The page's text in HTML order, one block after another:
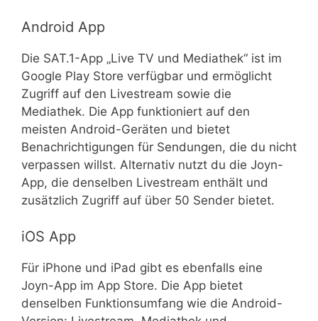
Android App
Die SAT.1-App „Live TV und Mediathek“ ist im
Google Play Store verfügbar und ermöglicht
Zugriff auf den Livestream sowie die
Mediathek. Die App funktioniert auf den
meisten Android-Geräten und bietet
Benachrichtigungen für Sendungen, die du nicht
verpassen willst. Alternativ nutzt du die Joyn-
App, die denselben Livestream enthält und
zusätzlich Zugriff auf über 50 Sender bietet.
iOS App
Für iPhone und iPad gibt es ebenfalls eine
Joyn-App im App Store. Die App bietet
denselben Funktionsumfang wie die Android-